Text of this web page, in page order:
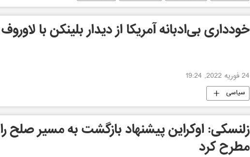
خودداری بی‌ادبانه آمریکا از دیدار بلینکن با لاوروف
24 فوریه 2022, 19:24
سیاسی
زلنسکی: اوکراین پیشنهاد بازگشت به مسیر صلح را
مطرح کرد